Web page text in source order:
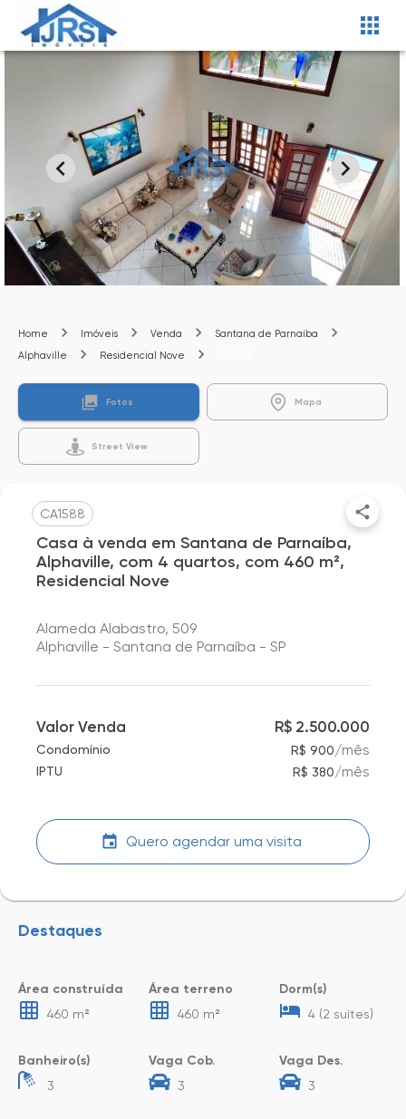
Home Imóveis Venda
Santana de Parnaíba
Alphaville
Residencial Nove
Fotos Mapa
Street View
CA1588
Casa à venda em Santana de Parnaíba,
Alphaville, com 4 quartos, com 460 m²,
Residencial Nove
Alameda Alabastro, 509
Alphaville - Santana de Parnaíba - SP
Valor Venda R$ 2.500.000
Condomínio R$ 900/mês
IPTU R$ 380/mês
Quero agendar uma visita
Destaques
Área construída
460 m²
Área terreno
460 m²
Dorm(s)
4 (2 suítes)
Banheiro(s)
3
Vaga Cob.
3
Vaga Des.
3